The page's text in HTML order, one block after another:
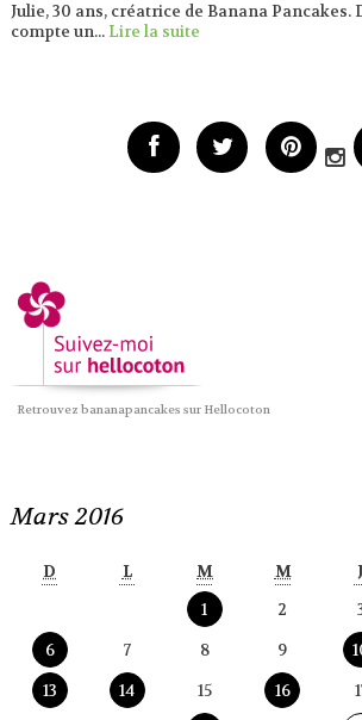
Julie, 30 ans, créatrice de Banana Pancakes.
compte un...Lire la suite
Retrouvez bananapancakes sur Hellocoton
Mars 2016
D L M M
1
2
6
7 8 9
13
14 15 16